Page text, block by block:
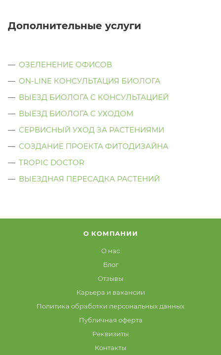
Дополнительные услуги
ОЗЕЛЕНЕНИЕ ОФИСОВ
ON-LINE КОНСУЛЬТАЦИЯ БИОЛОГА
ВЫЕЗД БИОЛОГА С КОНСУЛЬТАЦИЕЙ
ВЫЕЗД БИОЛОГА C УХОДОМ
СЕРВИСНЫЙ УХОД ЗА РАСТЕНИЯМИ
СОЗДАНИЕ ПРОЕКТА ФИТОДИЗАЙНА
TROPIC DOCTOR
ВЫЕЗДНАЯ ПЕРЕСАДКА РАСТЕНИЙ
О КОМПАНИИ
О нас
Блог
Отзывы
Карьера и вакансии
Политика обработки персональных данных
Публичная оферта
Реквизиты
Контакты